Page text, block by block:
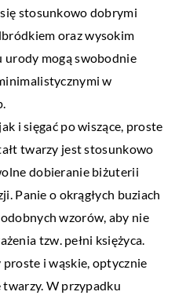
stosunkowo dobrymi
oraz wysokim
urody mogą swobodnie
w
, jak i sięgać po wiszące, proste
twarzy jest stosunkowo
dobieranie biżuterii
Panie o okrągłych buziach
wzorów, aby nie
tzw. pełni księżyca.
i wąskie, optycznie
twarzy. W przypadku